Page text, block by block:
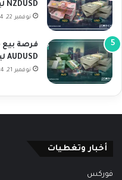
NZDUSD ليوم 22-11-2024
نوفمبر 22, 2024
فرصة بيع
AUDUSD ليوم 21-11-2024
نوفمبر 21, 2024
أخبار وتغطيات
فوركس